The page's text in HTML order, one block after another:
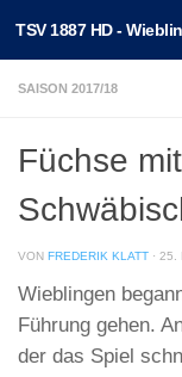
Unter dem Inhalt
TSV 1887 HD -
SAISON 2017/18
Füchse
VON FREDERIK KLATT · 25.
Wieblingen
Führung gehen.
der das Spiel